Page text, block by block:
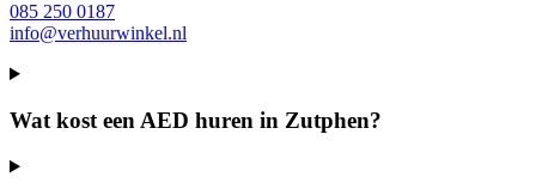
085 250 0187
info@verhuurwinkel.nl
Wat kost een AED huren in Zutphen?